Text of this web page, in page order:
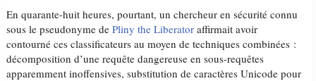
En quarante-huit heures, pourtant, un chercheur en sécurité connu
sous le pseudonyme dePliny the Liberator affirmait avoir
contourné ces classificateurs au moyen de techniques combinées :
décomposition d’une requête dangereuse en sous-requêtes
apparemment inoffensives, substitution de caractères Unicode pour